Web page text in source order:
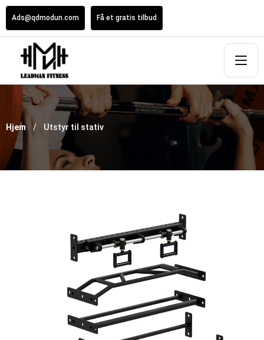
Ads@qdmodun.com Få et gratis tilbud
Hjem Utstyr til stativ